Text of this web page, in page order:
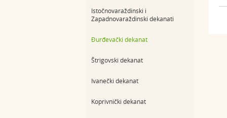
Istočnovaraždinski i
Zapadnovaraždinski dekanati
Đurđevački dekanat
Štrigovski dekanat
Ivanečki dekanat
Koprivnički dekanat